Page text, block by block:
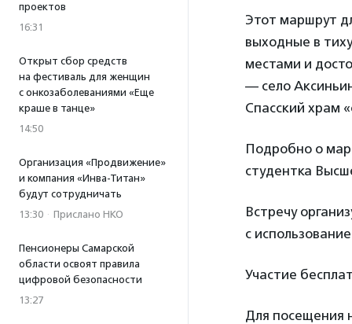
проектов
16:31
Открыт сбор средств
на фестиваль для женщин
с онкозаболеваниями «Еще
краше в танце»
14:50
Организация «Продвижение»
и компания «Инва-Титан»
будут сотрудничать
13:30 · Прислано НКО
Пенсионеры Самарской
области освоят правила
цифровой безопасности
13:27
Этот маршрут
выходные в
местами и
— село
Спасский храм
Подробно о
студентка
Встречу
с
Участие
Для посещения